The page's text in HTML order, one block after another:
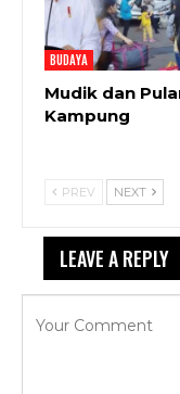
BUDAYA
Mudik dan
Kampung
PREV NEXT
LEAVE A REPLY
Your email